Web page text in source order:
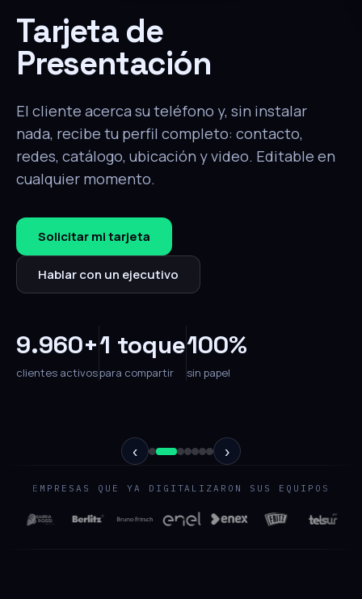
Tarjeta de
Presentación
El cliente acerca su teléfono y, sin instalar
nada, recibe tu perfil completo: contacto,
redes, catálogo, ubicación y video. Editable en
cualquier momento.
Solicitar mi tarjeta
Hablar con un ejecutivo
9.960+
clientes activos
1 toque
para compartir
100%
sin papel
‹ ›
EMPRESAS QUE YA DIGITALIZARON SUS EQUIPOS